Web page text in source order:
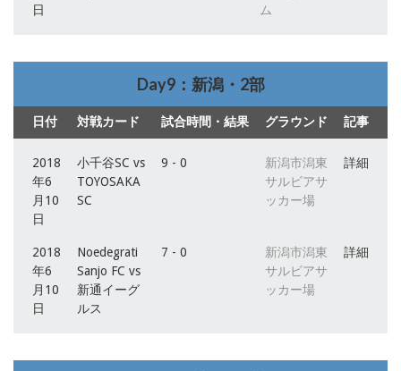
日
ム
Day9：新潟・2部
日付 対戦カード 試合時間・結果 グラウンド 記事
2018
年6
月10
日
小千谷SC vs
TOYOSAKA
SC
9 - 0
新潟市潟東
サルビアサ
ッカー場
詳細
2018
年6
月10
日
Noedegrati
Sanjo FC vs
新通イーグ
ルス
7 - 0
新潟市潟東
サルビアサ
ッカー場
詳細